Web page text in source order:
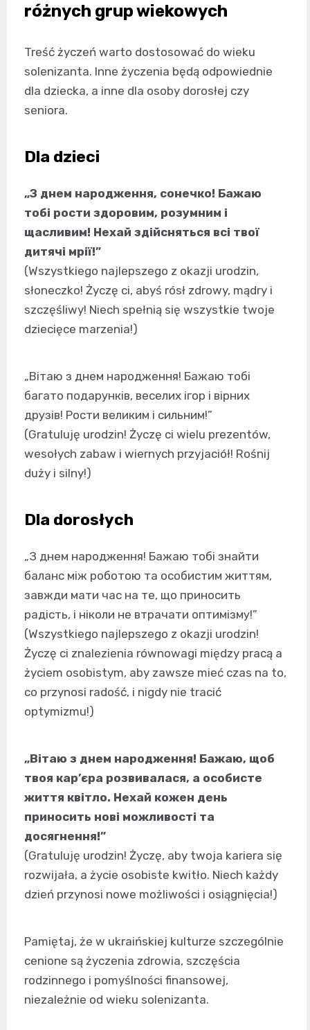
różnych grup wiekowych
Treść życzeń warto dostosować do wieku
solenizanta. Inne życzenia będą odpowiednie
dla dziecka, a inne dla osoby dorosłej czy
seniora.
Dla dzieci
„З днем народження, сонечко! Бажаю
тобі рости здоровим, розумним і
щасливим! Нехай здійсняться всі твої
дитячі мрії!”
(Wszystkiego najlepszego z okazji urodzin,
słoneczko! Życzę ci, abyś rósł zdrowy, mądry i
szczęśliwy! Niech spełnią się wszystkie twoje
dziecięce marzenia!)
„Вітаю з днем народження! Бажаю тобі
багато подарунків, веселих ігор і вірних
друзів! Рости великим і сильним!”
(Gratuluję urodzin! Życzę ci wielu prezentów,
wesołych zabaw i wiernych przyjaciół! Rośnij
duży i silny!)
Dla dorosłych
„З днем народження! Бажаю тобі знайти
баланс між роботою та особистим життям,
завжди мати час на те, що приносить
радість, і ніколи не втрачати оптимізму!”
(Wszystkiego najlepszego z okazji urodzin!
Życzę ci znalezienia równowagi między pracą a
życiem osobistym, aby zawsze mieć czas na to,
co przynosi radość, i nigdy nie tracić
optymizmu!)
„Вітаю з днем народження! Бажаю, щоб
твоя кар’єра розвивалася, а особисте
життя квітло. Нехай кожен день
приносить нові можливості та
досягнення!”
(Gratuluję urodzin! Życzę, aby twoja kariera się
rozwijała, a życie osobiste kwitło. Niech każdy
dzień przynosi nowe możliwości i osiągnięcia!)
Pamiętaj, że w ukraińskiej kulturze szczególnie
cenione są życzenia zdrowia, szczęścia
rodzinnego i pomyślności finansowej,
niezależnie od wieku solenizanta.